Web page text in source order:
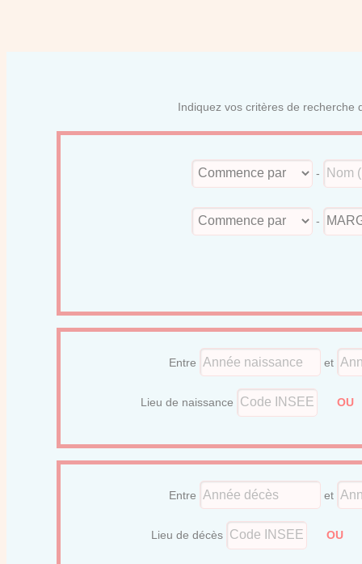
Indiquez vos critères de recherche
-
-
Entre et
Lieu de naissance
Entre et
Lieu de décès OU